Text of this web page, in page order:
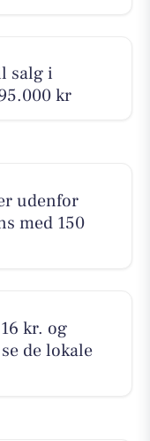
salg i
kr
udenfor
med 150
kr. og
de lokale